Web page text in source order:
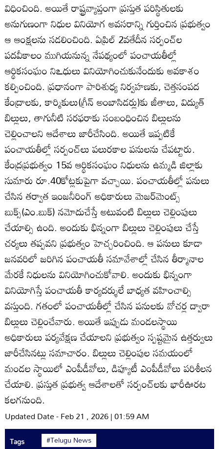
విధించింది. అయితే రాష్ట్రవ్యాప్తంగా ప్రస్తుత పరిస్థితులకు
అనుగుణంగా నిధుల వినియోగ అవసరాన్ని గుర్తించిన ప్రభుత్వం
ఆ ఆంక్షలను సడలించింది. ఏప్రిల్‌ 2వతేదీన సర్పంచ్‌ల
పదవీకాలం ముగియనున్న నేపథ్యంలో పంచాయతీల్లో
ఆర్థికసంఘం నిఽధులు వినియోగించుకునేందుకు అవకాశం
కల్పించింది. ప్రధానంగా పారిశుధ్య నిర్వహణకు, చెత్తసంపద
కేంద్రాలకు, కార్మికులు(గ్రీన్‌ అంబాసిడర్లు)కు జీతాలు, విద్యుత్‌
బిల్లులు, తాగునీటి సరఫరాకు సంబంధించిన బిల్లులను
చెల్లించాలని ఆదేశాలు జారీచేసింది. అయితే ఇప్పటికే
పంచాయతీల్లో సర్పంచ్‌లు పలురకాల పనులను చేపట్టారు.
కేంద్రప్రభుత్వం 15వ ఆర్థికసంఘం నిధులను ఉమ్మడి జిల్లాకు
సుమారు రూ.40కోట్లకుపైగా వచ్చాయి. పంచాయతీల్లో పనులు
చేసిన తర్వాత ఇంజనీరింగ్‌ అధికారులు మెజర్‌మెంట్స్‌
బుక్స్‌(ఎం.బుక్‌) నమోదుచేస్తే అటువంటి బిల్లులు చెల్లింపులు
చేయాల్సి ఉంది. అందుకు భిన్నంగా బిల్లులు చెల్లింపులు చేస్తే
చర్యలు తప్పవని ప్రభుత్వం హెచ్చరించింది. ఆ పనులు కూడా
జనవరిలో జరిగిన పంచాయతీ సమావేశాల్లో చేసిన తీర్మానాల
మేరకే నిధులను వినియోగించుకోవాలి. అందుకు భిన్నంగా
వినియోగిస్తే పంచాయతీ కార్యదర్శులే బాధ్యత వహించాల్సి
వస్తుంది. గతంలో పంచాయతీల్లో చేసిన పనులకు వోచర్ల ద్వారా
బిల్లులు చెల్లించేవారు. అయితే ఇప్పుడు మండలస్థాయి
అధికారులు పర్యవేక్షణ చేయాలని ప్రభుత్వం స్పష్టమైన ఉత్తర్వులు
జారీచేసినట్లు సమాచారం. బిల్లులు చెల్లింపుల సమయంలో
మండల స్థాయిలో ఎంపీడీవోలు, డిప్యూటీ ఎంపీడీవోలు పరిశీలన
చేయాలి. ప్రస్తుత ప్రభుత్వ ఆదేశాలతో సర్పంచ్‌లకు భారీఊరట
కలగనుంది.
Updated Date - Feb 21 , 2026 | 01:59 AM
Tags #Telugu News